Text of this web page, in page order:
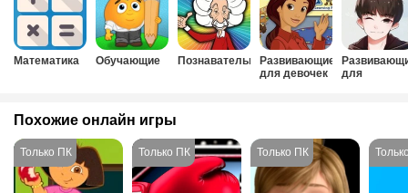
Математика Обучающие ПознавательныеРазвивающие
для девочек
для
Похожие онлайн игры